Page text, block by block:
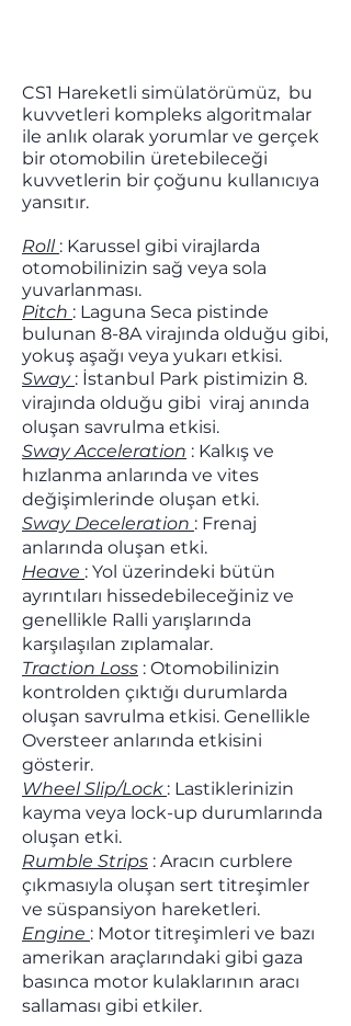
CS1 Hareketli simülatörümüz, bu
kuvvetleri kompleks algoritmalar
ile anlık olarak yorumlar ve gerçek
bir otomobilin üretebileceği
kuvvetlerin bir çoğunu kullanıcıya
yansıtır.
Roll : Karussel gibi virajlarda
otomobilinizin sağ veya sola
yuvarlanması.
Pitch : Laguna Seca pistinde
bulunan 8-8A virajında olduğu gibi,
yokuş aşağı veya yukarı etkisi.​
Sway : İstanbul Park pistimizin 8.
virajında olduğu gibi viraj anında
oluşan savrulma etkisi.
Sway Acceleration : Kalkış ve
hızlanma anlarında ve vites
değişimlerinde oluşan etki.
Sway Deceleration : Frenaj
anlarında oluşan etki.
Heave : Yol üzerindeki bütün
ayrıntıları hissedebileceğiniz ve
genellikle Ralli yarışlarında
karşılaşılan zıplamalar.
Traction Loss : Otomobilinizin
kontrolden çıktığı durumlarda
oluşan savrulma etkisi. Genellikle
Oversteer anlarında etkisini
gösterir.
Wheel Slip/Lock : Lastiklerinizin
kayma veya lock-up durumlarında
oluşan etki.
Rumble Strips : Aracın curblere
çıkmasıyla oluşan sert titreşimler
ve süspansiyon hareketleri.
Engine : Motor titreşimleri ve bazı
amerikan araçlarındaki gibi gaza
basınca motor kulaklarının aracı
sallaması gibi etkiler.